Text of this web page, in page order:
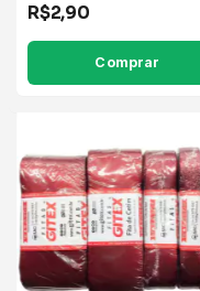
R$2,90
Comprar